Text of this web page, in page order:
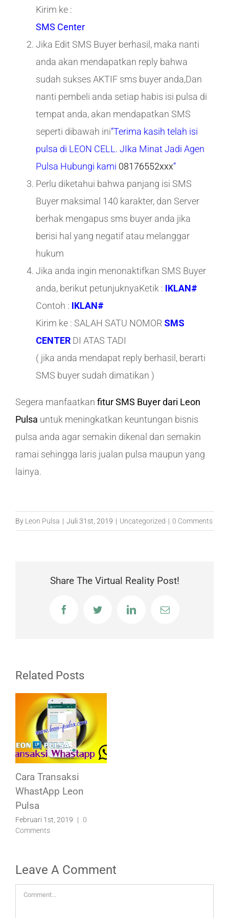
Kirim ke :
SMS Center
Jika Edit SMS Buyer berhasil, maka nanti
anda akan mendapatkan reply bahwa
sudah sukses AKTIF sms buyer anda,Dan
nanti pembeli anda setiap habis isi pulsa di
tempat anda, akan mendapatkan SMS
seperti dibawah ini“Terima kasih telah isi
pulsa di LEON CELL. JIka Minat Jadi Agen
Pulsa Hubungi kami 08176552xxx“
Perlu diketahui bahwa panjang isi SMS
Buyer maksimal 140 karakter, dan Server
berhak mengapus sms buyer anda jika
berisi hal yang negatif atau melanggar
hukum
Jika anda ingin menonaktifkan SMS Buyer
anda, berikut petunjuknyaKetik : IKLAN#
Contoh : IKLAN#
Kirim ke : SALAH SATU NOMOR SMS
CENTER DI ATAS TADI
( jika anda mendapat reply berhasil, berarti
SMS buyer sudah dimatikan )
Segera manfaatkan fitur SMS Buyer dari Leon
Pulsa untuk meningkatkan keuntungan bisnis
pulsa anda agar semakin dikenal dan semakin
ramai sehingga laris jualan pulsa maupun yang
lainya.
By Leon Pulsa | Juli 31st, 2019 | Uncategorized | 0 Comments
Share The Virtual Reality Post!
FacebookTwitter LinkedInEmail
Related Posts
Cara Transaksi
WhastApp Leon
Pulsa
Februari 1st, 2019 |
0
Comments
Leave A Comment
Comment